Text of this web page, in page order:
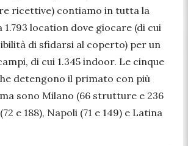
ricettive) contiamo in tutta la
1.793 location dove giocare (di cui
di sfidarsi al coperto) per un
di cui 1.345 indoor. Le cinque
detengono il primato con più
sono Milano (66 strutture e 236
e 188), Napoli (71 e 149) e Latina